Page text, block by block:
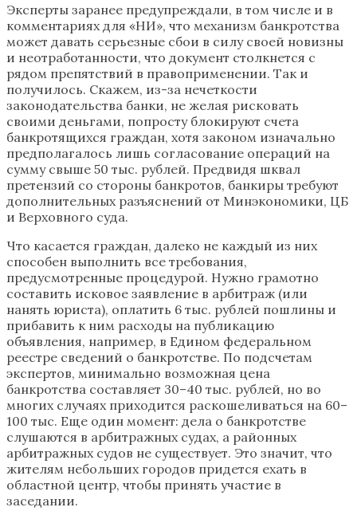
Эксперты заранее предупреждали, в том числе и в
комментариях для «НИ», что механизм банкротства
может давать серьезные сбои в силу своей новизны
и неотработанности, что документ столкнется с
рядом препятствий в правоприменении. Так и
получилось. Скажем, из-за нечеткости
законодательства банки, не желая рисковать
своими деньгами, попросту блокируют счета
банкротящихся граждан, хотя законом изначально
предполагалось лишь согласование операций на
сумму свыше 50 тыс. рублей. Предвидя шквал
претензий со стороны банкротов, банкиры требуют
дополнительных разъяснений от ­Минэкономики, ЦБ
и Верховного суда.
Что касается граждан, далеко не каждый из них
способен выполнить все требования,
предусмотренные процедурой. Нужно грамотно
составить исковое заявление в арбитраж (или
нанять юриста), оплатить 6 тыс. рублей пошлины и
прибавить к ним расходы на публикацию
объявления, например, в Едином федеральном
реестре сведений о банкротстве. По подсчетам
экспертов, минимально возможная цена
банкротства составляет 30–40 тыс. рублей, но во
многих случаях приходится раскошеливаться на 60–
100 тыс. Еще один момент: дела о банкротстве
слушаются в арбитражных судах, а районных
арбитражных судов не существует. Это значит, что
жителям небольших городов придется ехать в
областной центр, чтобы принять участие в
заседании.